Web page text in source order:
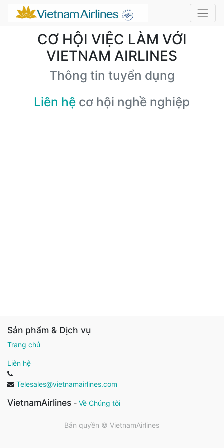
CƠ HỘI VIỆC LÀM VỚI
VIETNAM AIRLINES
Thông tin tuyển dụng
Liên hệ cơ hội nghề nghiệp
Sản phẩm & Dịch vụ
Trang chủ
Liên hệ
Telesales@vietnamairlines.com
VietnamAirlines - Về Chúng tôi
Bản quyền © VietnamAirlines